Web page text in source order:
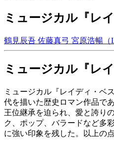
ミュージカル『レ
鶴見辰吾 佐藤真弓 宮原浩暢（
ミュージカル『レ
ミュージカル『レイディ・ベ
代を描いた歴史ロマン作品で
王位継承を迫られ、愛と誇り
ク、ポップ、バラードなど多
に強い印象を残した。以上の